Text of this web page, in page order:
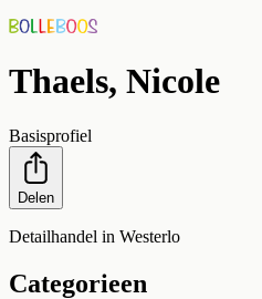
Thaels, Nicole
Basisprofiel
Delen
Detailhandel in Westerlo
Categorieen